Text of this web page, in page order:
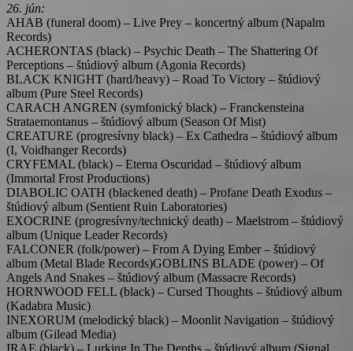
26. jún:
AHAB (funeral doom) – Live Prey – koncertný album (Napalm
Records)
ACHERONTAS (black) – Psychic Death – The Shattering Of
Perceptions – štúdiový album (Agonia Records)
BLACK KNIGHT (hard/heavy) – Road To Victory – štúdiový
album (Pure Steel Records)
CARACH ANGREN (symfonický black) – Franckensteina
Strataemontanus – štúdiový album (Season Of Mist)
CREATURE (progresívny black) – Ex Cathedra – štúdiový album
(I, Voidhanger Records)
CRYFEMAL (black) – Eterna Oscuridad – štúdiový album
(Immortal Frost Productions)
DIABOLIC OATH (blackened death) – Profane Death Exodus –
štúdiový album (Sentient Ruin Laboratories)
EXOCRINE (progresívny/technický death) – Maelstrom – štúdiový
album (Unique Leader Records)
FALCONER (folk/power) – From A Dying Ember – štúdiový
album (Metal Blade Records)GOBLINS BLADE (power) – Of
Angels And Snakes – štúdiový album (Massacre Records)
HORNWOOD FELL (black) – Cursed Thoughts – štúdiový album
(Kadabra Music)
INEXORUM (melodický black) – Moonlit Navigation – štúdiový
album (Gilead Media)
IRAE (black) – Lurking In The Depths – štúdiový album (Signal